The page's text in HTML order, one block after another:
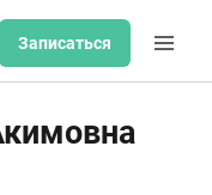
Записаться